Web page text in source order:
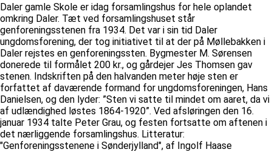
Daler gamle Skole er idag forsamlingshus for hele oplandet
omkring Daler. Tæt ved forsamlingshuset står
genforeningsstenen fra 1934. Det var i sin tid Daler
ungdomsforening, der tog initiativet til at der på Møllebakken i
Daler rejstes en genforeningssten. Bygmester M. Sørensen
donerede til formålet 200 kr., og gårdejer Jes Thomsen gav
stenen. Indskriften på den halvanden meter høje sten er
forfattet af daværende formand for ungdomsforeningen, Hans
Danielsen, og den lyder: ”Sten vi satte til mindet om aaret, da vi
af udlændighed løstes 1864-1920”. Ved afsløringen den 16.
januar 1934 talte Peter Grau, og festen fortsatte om aftenen i
det nærliggende forsamlingshus. Litteratur:
"Genforeningsstenene i Sønderjylland", af Ingolf Haase